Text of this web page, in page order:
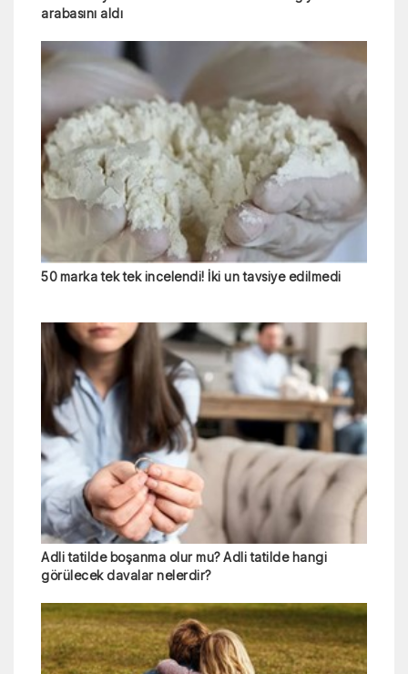
arabasını aldı
50 marka tek tek incelendi! İki un tavsiye edilmedi
Adli tatilde boşanma olur mu? Adli tatilde hangi
görülecek davalar nelerdir?